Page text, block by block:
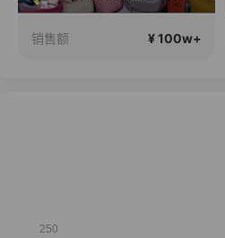
销售额 ¥ 100w+